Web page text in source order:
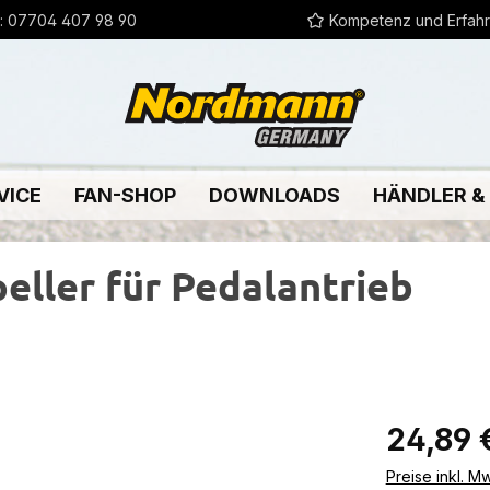
07704 407 98 90 Kompetenz und
FAN-SHOP DOWNLOADS HÄNDLER
für Pedalantrieb
Regulärer
24,89
Preise inkl.